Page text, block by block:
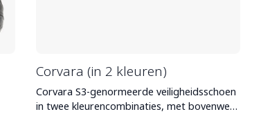
Corvara (in 2 kleuren)
Corvara S3-genormeerde veiligheidsschoen
in twee kleurencombinaties, met bovenwerk